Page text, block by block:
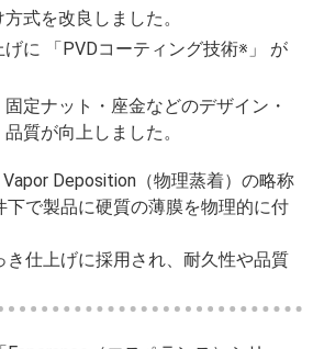
式を改良しました。
に 「PVDコーティング技術※」 が
定ナット・座金などのデザイン・
質が向上しました。
Deposition（物理蒸着）の略称
下で製品に硬質の薄膜を物理的に付
き仕上げに採用され、耐久性や品質